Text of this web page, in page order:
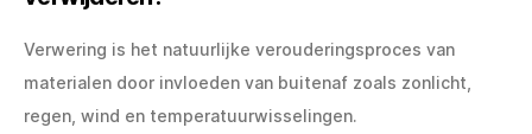
Verwering is het natuurlijke verouderingsproces van
materialen door invloeden van buitenaf zoals zonlicht,
regen, wind en temperatuurwisselingen.